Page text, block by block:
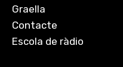
Graella
Contacte
Escola de ràdio